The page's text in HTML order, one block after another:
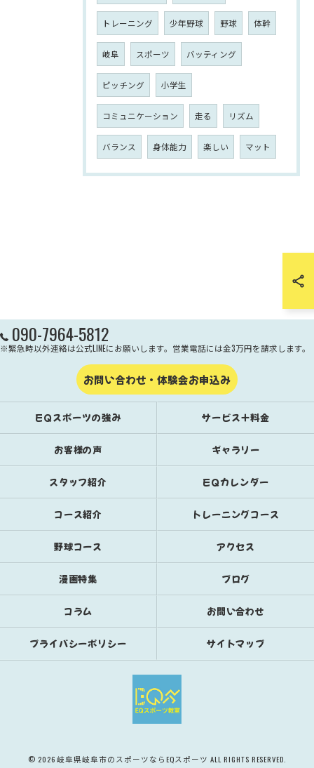
トレーニング 少年野球 野球 体幹
岐阜 スポーツ バッティング
ピッチング 小学生
コミュニケーション 走る リズム
バランス 身体能力 楽しい マット
090-7964-5812
※緊急時以外連絡は公式LINEにお願いします。営業電話には金3万円を請求します。
お問い合わせ・体験会お申込み
EQスポーツの強み サービス＋料金
お客様の声 ギャラリー
スタッフ紹介 EQカレンダー
コース紹介 トレーニングコース
野球コース アクセス
漫画特集 ブログ
コラム お問い合わせ
プライバシーポリシー サイトマップ
© 2026 岐阜県岐阜市のスポーツならEQスポーツ ALL RIGHTS RESERVED.